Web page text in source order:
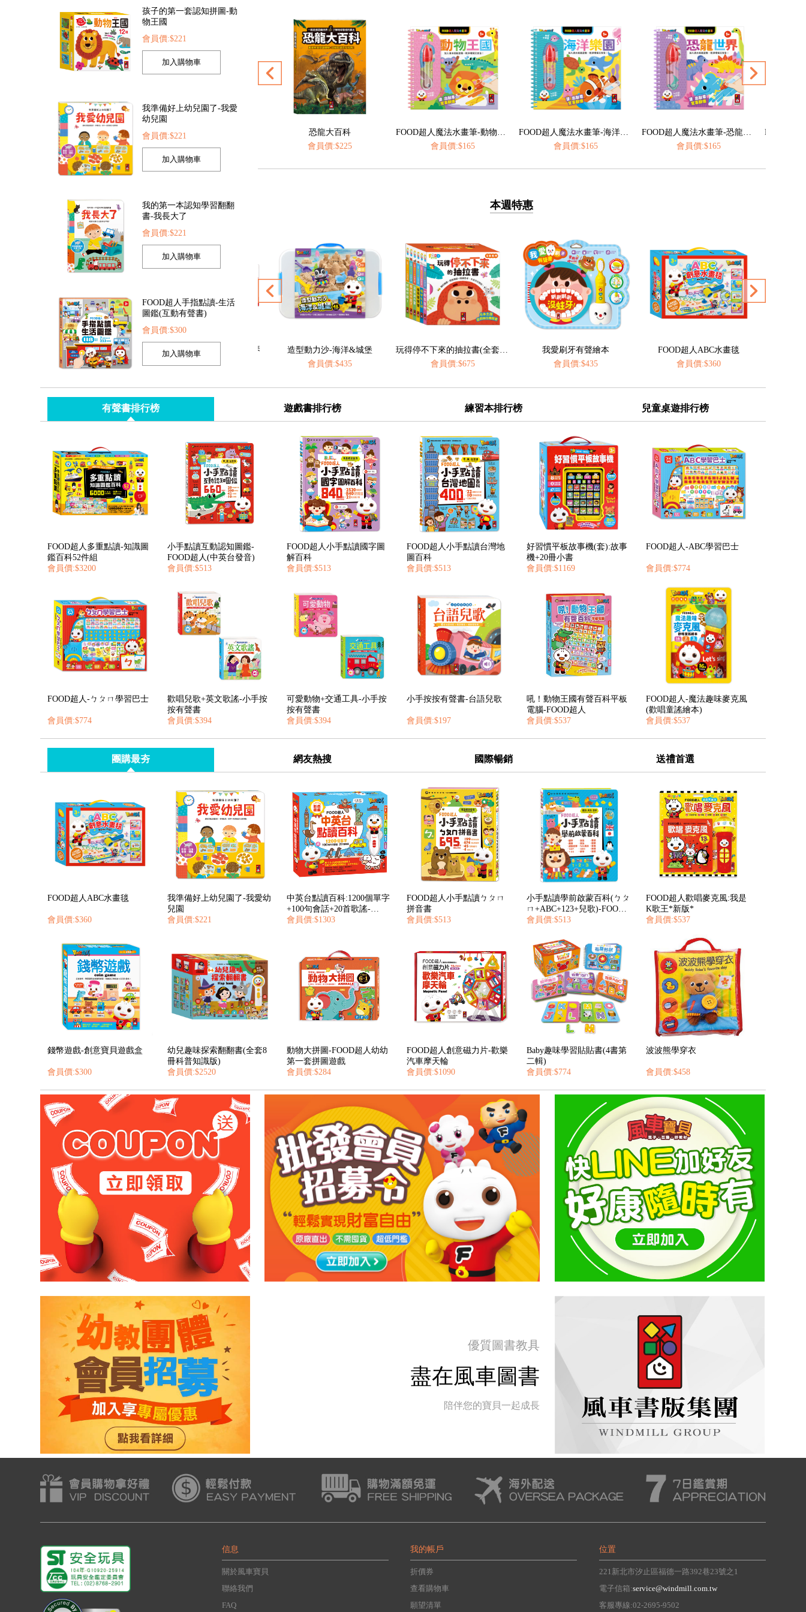
我準備好上幼兒園了-我愛
幼兒園
我的第一本認知學習翻翻
書-我長大了
FOOD超人手指點讀-生活
圖鑑(互動有聲書)
動物大百科
會員價:$225
會員價:$225
會員價:$165
會員價:$165
會員價:$165
會員價:$165
本週特惠
FOOD超人兒童閃亮音樂鋼琴
會員價:$435
造型動力沙-海洋&城堡
會員價:$435
會員價:$675
我愛刷牙有聲繪本
會員價:$435
FOOD超人ABC水畫毯
會員價:$360
神奇的動物百科立體翻翻書
會員價:$435
有聲書排行榜 遊戲書排行榜 練習本排行榜 兒童桌遊排行榜
FOOD超人多重點讀-知識圖
鑑百科52件組
會員價:$3200
小手點讀互動認知圖鑑-
FOOD超人(中英台發音)
會員價:$513
FOOD超人小手點讀國字圖
解百科
會員價:$513
FOOD超人小手點讀台灣地
圖百科
會員價:$513
好習慣平板故事機(套):故事
機+20冊小書
會員價:$1169
FOOD超人-ABC學習巴士
會員價:$774
FOOD超人-ㄅㄆㄇ學習巴士
會員價:$774
歡唱兒歌+英文歌謠-小手按
按有聲書
會員價:$394
可愛動物+交通工具-小手按
按有聲書
會員價:$394
小手按按有聲書-台語兒歌
會員價:$197
吼！動物王國有聲百科平板
電腦-FOOD超人
會員價:$537
FOOD超人-魔法趣味麥克風
(歡唱童謠繪本)
會員價:$537
團購最夯 網友熱搜 國際暢銷 送禮首選
FOOD超人ABC水畫毯
會員價:$360
我準備好上幼兒園了-我愛幼
兒園
會員價:$221
中英台點讀百科:1200個單字
+100句會話+20首歌謠-
FOOD超人
會員價:$1303
FOOD超人小手點讀ㄅㄆㄇ
拼音書
會員價:$513
小手點讀學前啟蒙百科(ㄅㄆ
ㄇ+ABC+123+兒歌)-FOOD
超人
會員價:$513
FOOD超人歡唱麥克風:我是
K歌王*新版*
會員價:$537
錢幣遊戲-創意寶貝遊戲盒
會員價:$300
幼兒趣味探索翻翻書(全套8
冊科普知識版)
會員價:$2520
動物大拼圖-FOOD超人幼幼
第一套拼圖遊戲
會員價:$284
FOOD超人創意磁力片-歡樂
汽車摩天輪
會員價:$1090
Baby趣味學習貼貼書(4書第
二輯)
會員價:$774
波波熊學穿衣
會員價:$458
優質圖書教具
盡在風車圖書
陪伴您的寶貝一起成長
信息
關於風車寶貝
聯絡我們
FAQ
我的帳戶
折價券
查看購物車
願望清單
位置
221新北市汐止區福德一路392巷23號之1
電子信箱:service@windmill.com.tw
客服專線:02-2695-9502